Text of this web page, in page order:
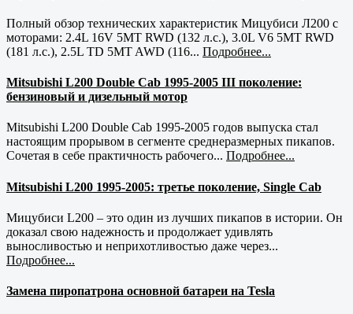
Полный обзор технических характеристик Мицубиси Л200 с
моторами: 2.4L 16V 5MT RWD (132 л.с.), 3.0L V6 5MT RWD
(181 л.с.), 2.5L TD 5MT AWD (116... Подробнее...
Mitsubishi L200 Double Cab 1995-2005 III поколение:
бензиновый и дизельный мотор
Mitsubishi L200 Double Cab 1995-2005 годов выпуска стал
настоящим прорывом в сегменте среднеразмерных пикапов.
Сочетая в себе практичность рабочего... Подробнее...
Mitsubishi L200 1995-2005: третье поколение, Single Cab
Мицубиси L200 – это один из лучших пикапов в истории. Он
доказал свою надежность и продолжает удивлять
выносливостью и неприхотливостью даже через...
Подробнее...
Замена пиропатрона основной батареи на Tesla